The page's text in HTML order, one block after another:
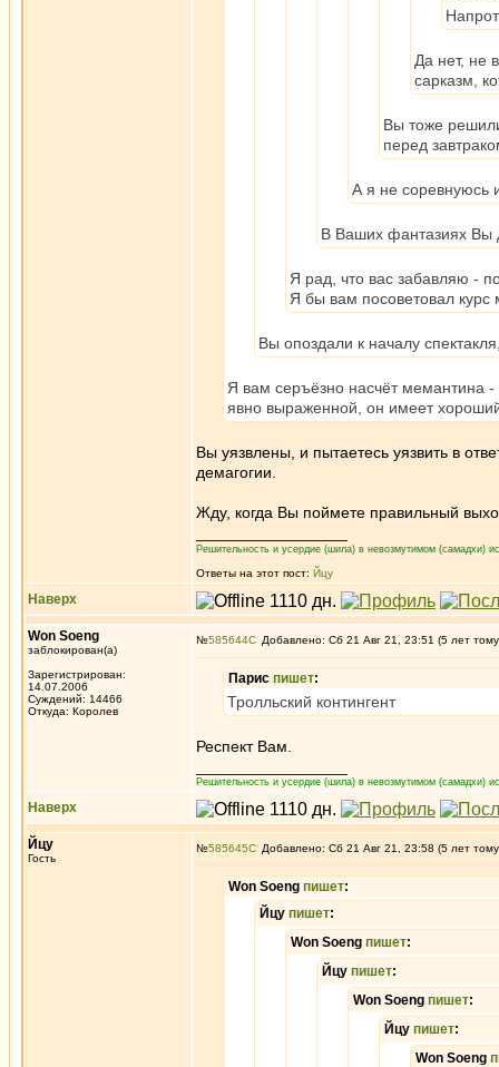
Да нет, не
сарказм,
Вы тоже
перед
А я не соревнуюсь
В Ваших фантазиях Вы
Я рад, что вас забавляю -
Я бы вам посоветовал
Вы опоздали к началу
Я вам серъёзно насчёт мемантина
явно выраженной, он имеет
Вы уязвлены, и пытаетесь уязвить в
демагогии.
Жду, когда Вы поймете правильный
Решительность и усердие (шила) в невозмутимом (самадхи)
Ответы на этот пост: Йцу
Наверх
Won Soeng
заблокирован(а)
Зарегистрирован:
14.07.2006
Суждений: 14466
Откуда: Королев
№585644 Добавлено: Сб 21 Авг 21, 23:51 (5 лет
Парис пишет:
Тролльский контингент
Респект Вам.
Решительность и усердие (шила) в невозмутимом (самадхи)
Наверх
Йцу
Гость
№585645 Добавлено: Сб 21 Авг 21, 23:58 (5 лет
Won Soeng пишет:
Йцу пишет:
Won Soeng пишет:
Йцу пишет:
Won Soeng пишет:
Йцу пишет:
Won Soeng